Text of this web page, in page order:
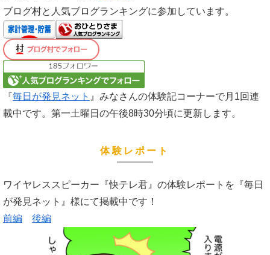
ブログ村と人気ブログランキングに参加しています。
『毎日が発見ネット 』みなさんの体験記コーナーで月1回連
載中です。第一土曜日の午後8時30分頃に更新します。
体験レポート
ワイヤレススピーカー『快テレ君』の体験レポートを『毎日
が発見ネット』様にて掲載中です！
前編
後編